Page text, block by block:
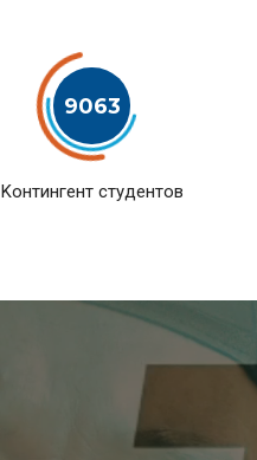
9063
Kонтингент студентов